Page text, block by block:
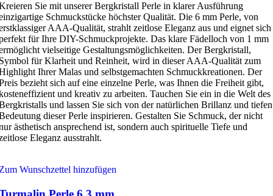
Sie mit unserer Bergkristall Perle in klarer Ausführung
Schmuckstücke höchster Qualität. Die 6 mm Perle, von
AAA-Qualität, strahlt zeitlose Eleganz aus und eignet sich
für Ihre DIY-Schmuckprojekte. Das klare Fädelloch von 1 mm
vielseitige Gestaltungsmöglichkeiten. Der Bergkristall,
für Klarheit und Reinheit, wird in dieser AAA-Qualität zum
Ihrer Malas und selbstgemachten Schmuckkreationen. Der
bezieht sich auf eine einzelne Perle, was Ihnen die Freiheit gibt,
und kreativ zu arbeiten. Tauchen Sie ein in die Welt des
und lassen Sie sich von der natürlichen Brillanz und tiefen
dieser Perle inspirieren. Gestalten Sie Schmuck, der nicht
ästhetisch ansprechend ist, sondern auch spirituelle Tiefe und
Eleganz ausstrahlt.
Wunschzettel hinzufügen